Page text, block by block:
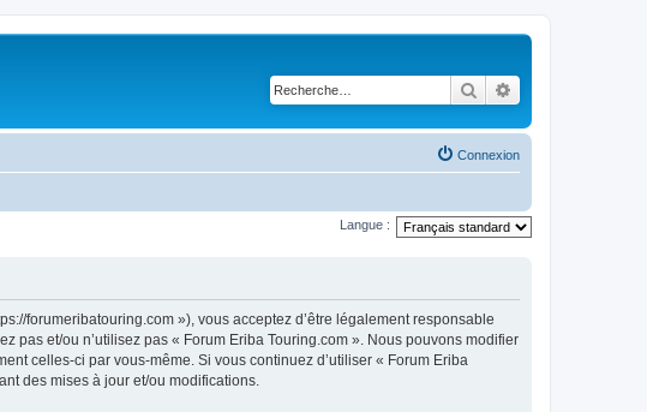
Rechercher
Connexion
Langue :
forumeribatouring.com »), vous acceptez d’être légalement responsable
pas et/ou n’utilisez pas « Forum Eriba Touring.com ». Nous pouvons modifier
celles-ci par vous-même. Si vous continuez d’utiliser « Forum Eriba
des mises à jour et/ou modifications.